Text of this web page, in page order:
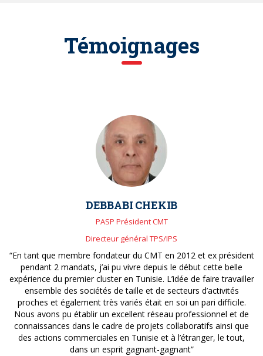
Témoignages
DEBBABI CHEKIB
PASP Président CMT
Directeur général TPS/IPS
“En tant que membre fondateur du CMT en 2012 et ex président
pendant 2 mandats, j’ai pu vivre depuis le début cette belle
expérience du premier cluster en Tunisie. L’idée de faire travailler
ensemble des sociétés de taille et de secteurs d’activités
proches et également très variés était en soi un pari difficile.
Nous avons pu établir un excellent réseau professionnel et de
connaissances dans le cadre de projets collaboratifs ainsi que
des actions commerciales en Tunisie et à l’étranger, le tout,
dans un esprit gagnant-gagnant”